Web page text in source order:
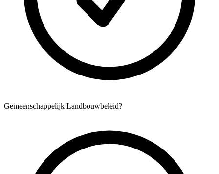
Gemeenschappelijk Landbouwbeleid?